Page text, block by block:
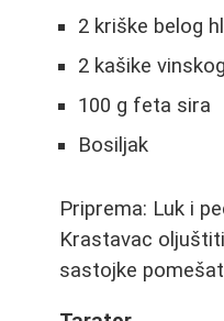
2 kriške belog
2 kašike
100 g feta sira
Bosiljak
Priprema: Luk i
Krastavac
sastojke